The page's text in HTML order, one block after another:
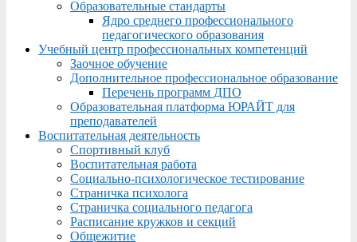
Образовательные стандарты
Ядро среднего профессионального
педагогического образования
Учебный центр профессиональных компетенций
Заочное обучение
Дополнительное профессиональное образование
Перечень программ ДПО
Образовательная платформа ЮРАЙТ для
преподавателей
Воспитательная деятельность
Спортивный клуб
Воспитательная работа
Социально-психологическое тестирование
Страничка психолога
Страничка социального педагога
Расписание кружков и секций
Общежитие